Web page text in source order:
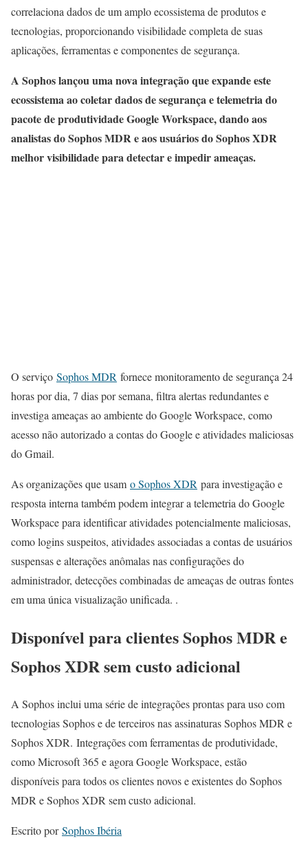
correlaciona dados de um amplo ecossistema de produtos e
tecnologias, proporcionando visibilidade completa de suas
aplicações, ferramentas e componentes de segurança.
A Sophos lançou uma nova integração que expande este
ecossistema ao coletar dados de segurança e telemetria do
pacote de produtividade Google Workspace, dando aos
analistas do Sophos MDR e aos usuários do Sophos XDR
melhor visibilidade para detectar e impedir ameaças.
O serviço Sophos MDR fornece monitoramento de segurança 24
horas por dia, 7 dias por semana, filtra alertas redundantes e
investiga ameaças ao ambiente do Google Workspace, como
acesso não autorizado a contas do Google e atividades maliciosas
do Gmail.
As organizações que usam o Sophos XDR para investigação e
resposta interna também podem integrar a telemetria do Google
Workspace para identificar atividades potencialmente maliciosas,
como logins suspeitos, atividades associadas a contas de usuários
suspensas e alterações anômalas nas configurações do
administrador, detecções combinadas de ameaças de outras fontes
em uma única visualização unificada. .
Disponível para clientes Sophos MDR e
Sophos XDR sem custo adicional
A Sophos inclui uma série de integrações prontas para uso com
tecnologias Sophos e de terceiros nas assinaturas Sophos MDR e
Sophos XDR. Integrações com ferramentas de produtividade,
como Microsoft 365 e agora Google Workspace, estão
disponíveis para todos os clientes novos e existentes do Sophos
MDR e Sophos XDR sem custo adicional.
Escrito porSophos Ibéria